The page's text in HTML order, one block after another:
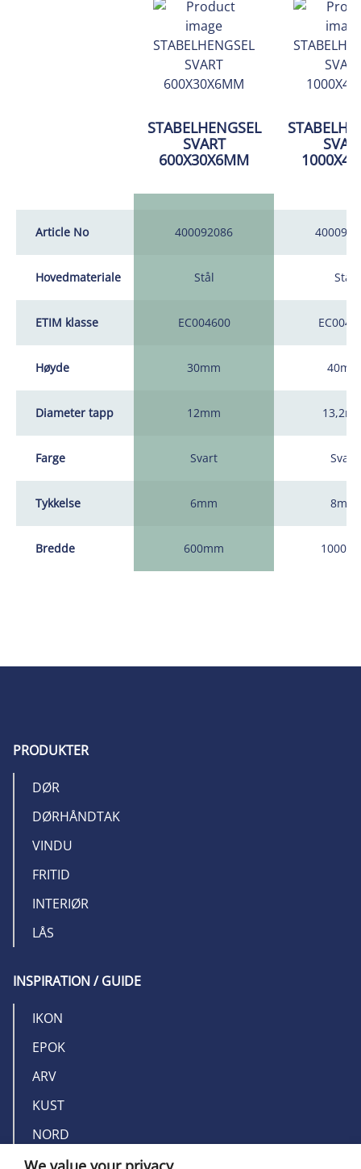
Article No
Hovedmateriale
ETIM klasse
Høyde
Diameter tapp
Farge
Tykkelse
Bredde
STABELHENGSEL
SVART
600X30X6MM
400092086
Stål
EC004600
30mm
12mm
Svart
6mm
600mm
Stål
40mm
Svart
8mm
PRODUKTER
DØR
DØRHÅNDTAK
VINDU
FRITID
INTERIØR
LÅS
INSPIRATION / GUIDE
IKON
EPOK
ARV
KUST
NORD